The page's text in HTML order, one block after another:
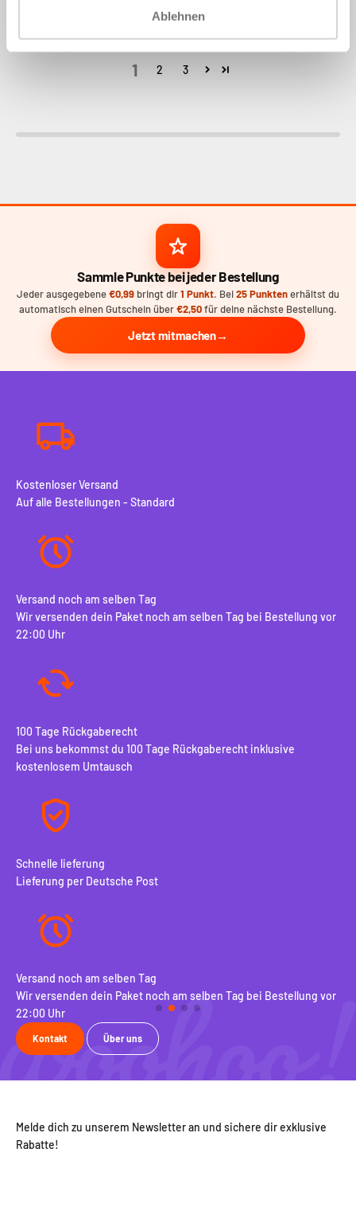
Ablehnen
1 2 3
Sammle Punkte bei jeder Bestellung
Jeder ausgegebene€0,99 bringt dir1 Punkt. Bei25 Punktenerhältst du
automatisch einen Gutschein über€2,50für deine nächste Bestellung.
Jetzt mitmachen
Kostenloser Versand
Auf alle Bestellungen - Standard
Versand noch am selben Tag
Wir versenden dein Paket noch am selben Tag bei Bestellung vor
22:00 Uhr
100 Tage Rückgaberecht
Bei uns bekommst du 100 Tage Rückgaberecht inklusive
kostenlosem Umtausch
Schnelle lieferung
Lieferung per Deutsche Post
Versand noch am selben Tag
Wir versenden dein Paket noch am selben Tag bei Bestellung vor
22:00 Uhr
Kontakt Über uns
Melde dich zu unserem Newsletter an und sichere dir exklusive
Rabatte!